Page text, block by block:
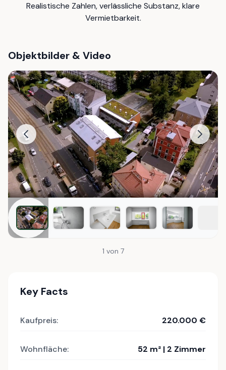
Realistische Zahlen, verlässliche Substanz, klare
Vermietbarkeit.
Objektbilder & Video
1 von 7
Key Facts
Kaufpreis: 220.000 €
Wohnfläche: 52 m² | 2 Zimmer